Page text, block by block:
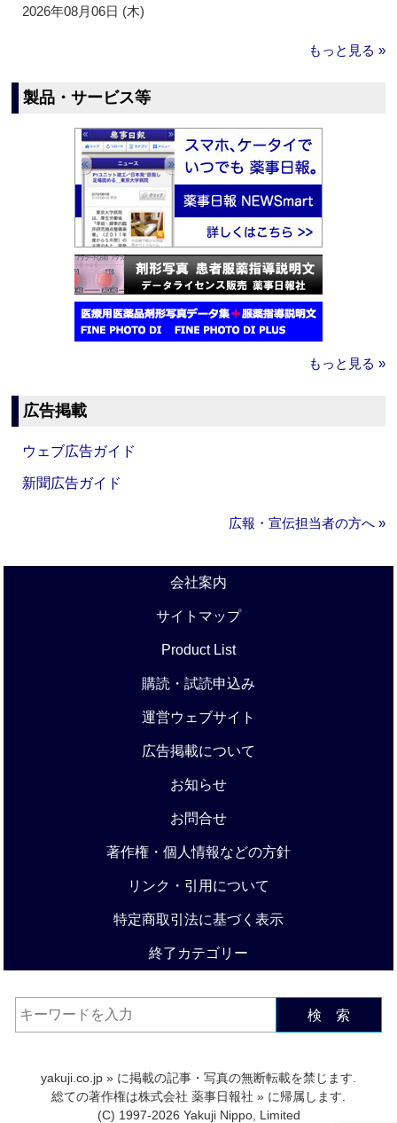
2026年08月06日 (木)
もっと見る »
製品・サービス等
もっと見る »
広告掲載
ウェブ広告ガイド
新聞広告ガイド
広報・宣伝担当者の方へ »
会社案内
サイトマップ
Product List
購読・試読申込み
運営ウェブサイト
広告掲載について
お知らせ
お問合せ
著作権・個人情報などの方針
リンク・引用について
特定商取引法に基づく表示
終了カテゴリー
検 索
yakuji.co.jp » に掲載の記事・写真の無断転載を禁じます.
総ての著作権は株式会社 薬事日報社 » に帰属します.
(C) 1997-2026 Yakuji Nippo, Limited